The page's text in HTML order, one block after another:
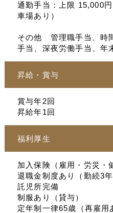
通勤手当：上限 15,000
車場あり）
その他 管理職手当、時
手当、深夜労働手当、年
昇給・賞与
賞与年2回
昇給年1回
福利厚生
加入保険（雇用・労災・
退職金制度あり（勤続3年
託児所完備
制服あり（貸与）
定年制一律65歳（再雇用